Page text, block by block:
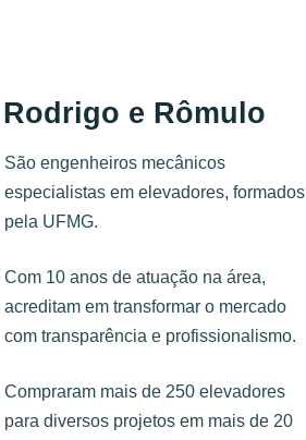
Rodrigo e Rômulo
São engenheiros mecânicos
especialistas em elevadores, formados
pela UFMG.
Com 10 anos de atuação na área,
acreditam em transformar o mercado
com transparência e profissionalismo.
Compraram mais de 250 elevadores
para diversos projetos em mais de 20